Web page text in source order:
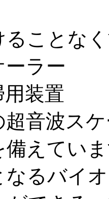
ることな
ーラー
用装置
超音波ス
備えてい
なるバイ